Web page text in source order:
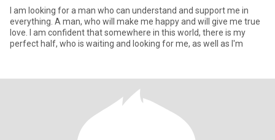
I am looking for a man who can understand and support me in
everything. A man, who will make me happy and will give me true
love. I am confident that somewhere in this world, there is my
perfect half, who is waiting and looking for me, as well as I'm